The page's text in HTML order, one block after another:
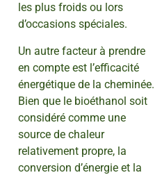
les plus froids ou lors
d’occasions spéciales.
Un autre facteur à prendre
en compte est l’efficacité
énergétique de la cheminée.
Bien que le bioéthanol soit
considéré comme une
source de chaleur
relativement propre, la
conversion d’énergie et la